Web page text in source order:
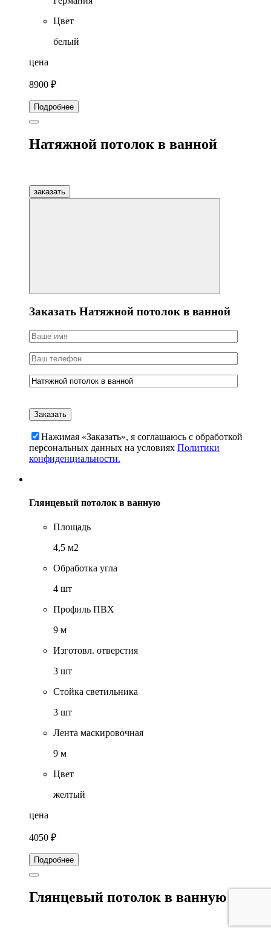
Цвет
белый
цена
8900 ₽
Подробнее
Натяжной потолок в ванной
заказать
Заказать Натяжной потолок в ванной
Нажимая «Заказать», я соглашаюсь c обработкой
персональных данных на условиях Политики
конфиденциальности.
Глянцевый потолок в ванную
Площадь
4,5 м2
Обработка угла
4 шт
Профиль ПВХ
9 м
Изготовл. отверстия
3 шт
Стойка светильника
3 шт
Лента маскировочная
9 м
Цвет
желтый
цена
4050 ₽
Подробнее
Глянцевый потолок в ванную